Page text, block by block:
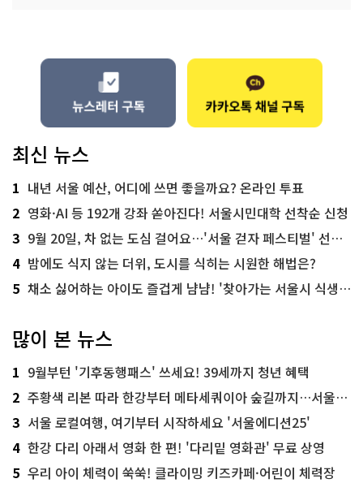
최신 뉴스
1 내년 서울 예산, 어디에 쓰면 좋을까요? 온라인 투표
2 영화·AI 등 192개 강좌 쏟아진다! 서울시민대학 선착순 신청
3 9월 20일, 차 없는 도심 걸어요…'서울 걷자 페스티벌' 선착순 5천명
4 밤에도 식지 않는 더위, 도시를 식히는 시원한 해법은?
5 채소 싫어하는 아이도 즐겁게 냠냠! '찾아가는 서울시 식생활 교육' 현장
많이 본 뉴스
1 9월부턴 '기후동행패스' 쓰세요! 39세까지 청년 혜택
2 주황색 리본 따라 한강부터 메타세쿼이아 숲길까지…서울둘레길 15코스
3 서울 로컬여행, 여기부터 시작하세요 '서울에디션25'
4 한강 다리 아래서 영화 한 편! '다리밑 영화관' 무료 상영
5 우리 아이 체력이 쑥쑥! 클라이밍 키즈카페·어린이 체력장